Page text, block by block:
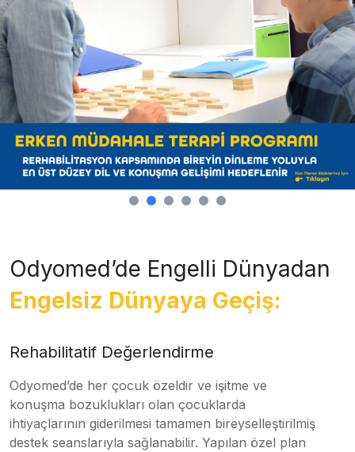
Odyomed’de Engelli Dünyadan
Engelsiz Dünyaya Geçiş:
Rehabilitatif Değerlendirme
Odyomed’de her çocuk özeldir ve işitme ve
konuşma bozuklukları olan çocuklarda
ihtiyaçlarının giderilmesi tamamen bireyselleştirilmiş
destek seanslarıyla sağlanabilir. Yapılan özel plan